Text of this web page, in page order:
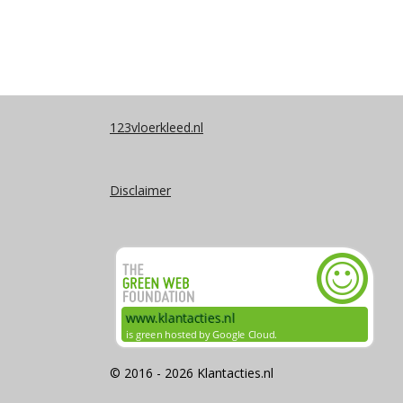
123vloerkleed.nl
Disclaimer
© 2016 - 2026 Klantacties.nl